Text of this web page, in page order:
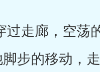
廊，空荡的
步的移动，